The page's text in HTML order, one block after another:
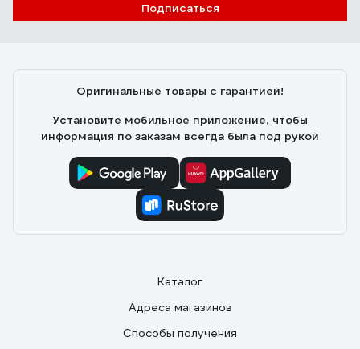
Подписаться
Оригинальные товары с гарантией!
Установите мобильное приложение, чтобы
информация по заказам всегда была под рукой
Каталог
Адреса магазинов
Способы получения